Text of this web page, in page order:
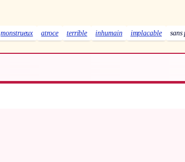
monstrueux atroce terrible inhumain implacable sans